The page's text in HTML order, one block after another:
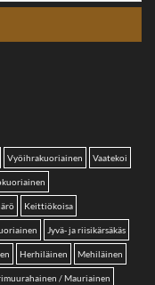
Vyöihrakuoriainen Vaatekoi
Keittiökoisa
Jyvä- ja riisikärsäkäs
Herhiläinen Mehiläinen
/ Mauriainen